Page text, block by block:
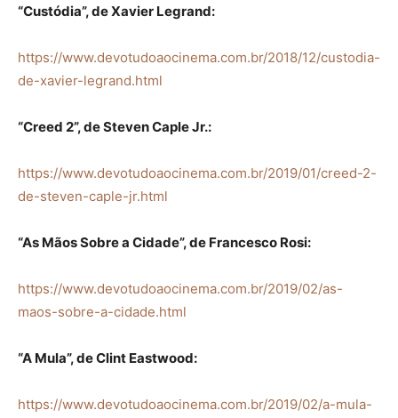
“Custódia”, de Xavier Legrand:
https://www.devotudoaocinema.com.br/2018/12/custodia-
de-xavier-legrand.html
“Creed 2”, de Steven Caple Jr.:
https://www.devotudoaocinema.com.br/2019/01/creed-2-
de-steven-caple-jr.html
“As Mãos Sobre a Cidade”, de Francesco Rosi:
https://www.devotudoaocinema.com.br/2019/02/as-
maos-sobre-a-cidade.html
“A Mula”, de Clint Eastwood:
https://www.devotudoaocinema.com.br/2019/02/a-mula-